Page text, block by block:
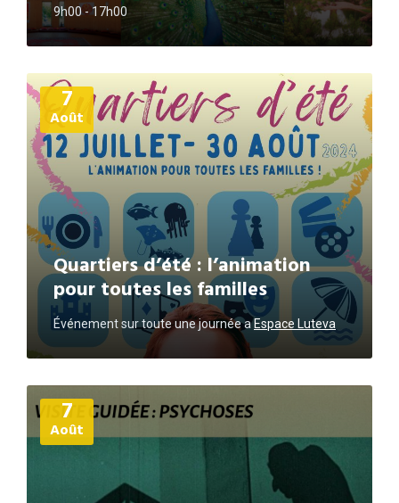
9h00 - 17h00
7
Août
Quartiers d’été : l’animation
pour toutes les familles
Événement sur toute une journéeaEspace Luteva
Plus
d'informations
7
Août
Plus
d'informations